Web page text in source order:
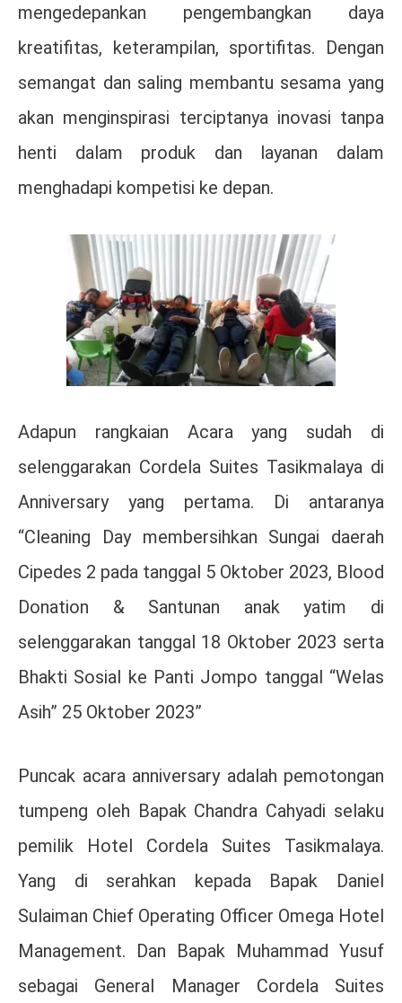
mengedepankan pengembangkan daya
kreatifitas, keterampilan, sportifitas. Dengan
semangat dan saling membantu sesama yang
akan menginspirasi terciptanya inovasi tanpa
henti dalam produk dan layanan dalam
menghadapi kompetisi ke depan.
Adapun rangkaian Acara yang sudah di
selenggarakan Cordela Suites Tasikmalaya di
Anniversary yang pertama. Di antaranya
“Cleaning Day membersihkan Sungai daerah
Cipedes 2 pada tanggal 5 Oktober 2023, Blood
Donation & Santunan anak yatim di
selenggarakan tanggal 18 Oktober 2023 serta
Bhakti Sosial ke Panti Jompo tanggal “Welas
Asih” 25 Oktober 2023”
Puncak acara anniversary adalah pemotongan
tumpeng oleh Bapak Chandra Cahyadi selaku
pemilik Hotel Cordela Suites Tasikmalaya.
Yang di serahkan kepada Bapak Daniel
Sulaiman Chief Operating Officer Omega Hotel
Management. Dan Bapak Muhammad Yusuf
sebagai General Manager Cordela Suites